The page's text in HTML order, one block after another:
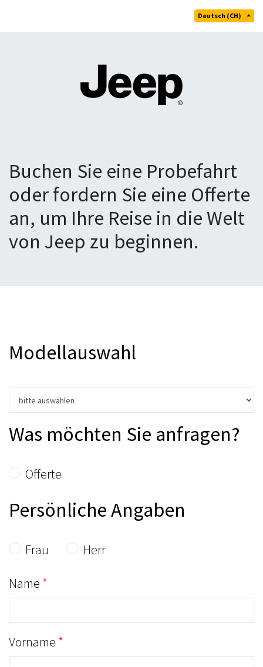
Deutsch (CH)
Buchen Sie eine Probefahrt
oder fordern Sie eine Offerte
an, um Ihre Reise in die Welt
von Jeep zu beginnen.
Modellauswahl
Was möchten Sie anfragen?
Offerte
Persönliche Angaben
Frau Herr
Name
Vorname